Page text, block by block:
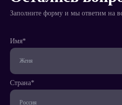
Телефон*
Заполните форму и мы ответим на
Имя*
Страна*